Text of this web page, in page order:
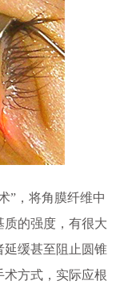
”，将角膜纤维中
质的强度，有很大
延缓甚至阻止圆锥
方式，实际应根